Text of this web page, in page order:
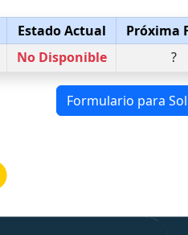
Estado Actual
Próxima
No Disponible ?
Formulario para